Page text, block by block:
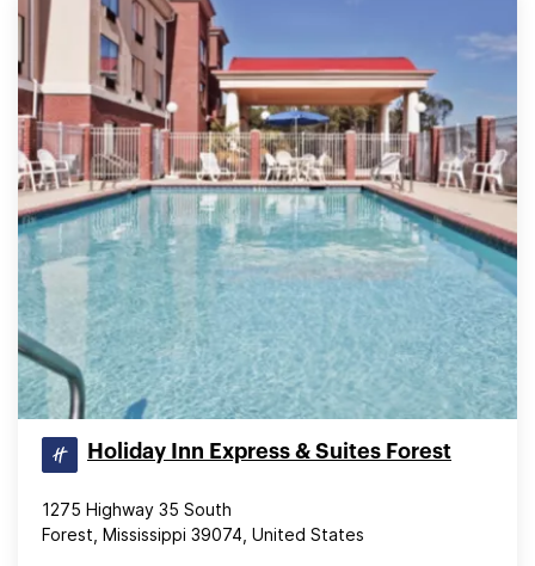
Holiday Inn Express & Suites Forest
1275 Highway 35 South
Forest, Mississippi 39074, United States